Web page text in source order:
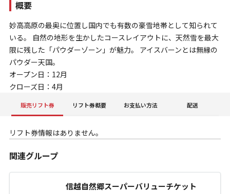
概要
妙高高原の最奥に位置し国内でも有数の豪雪地帯として知られて
いる。 自然の地形を生かしたコースレイアウトに、天然雪を最大
限に残した「パウダーゾーン」が魅力。 アイスバーンとは無縁の
パウダー天国。
オープン日：12月
クローズ日：4月
販売リフト券 リフト券概要 お支払い方法 配送
リフト券情報はありません。
関連グループ
信越自然郷スーパーバリューチケット